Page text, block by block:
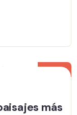
20
más